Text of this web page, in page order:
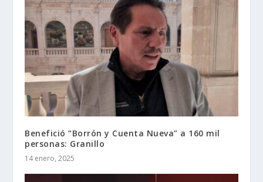
Benefició “Borrón y Cuenta Nueva” a 160 mil
personas: Granillo
14 enero, 2025